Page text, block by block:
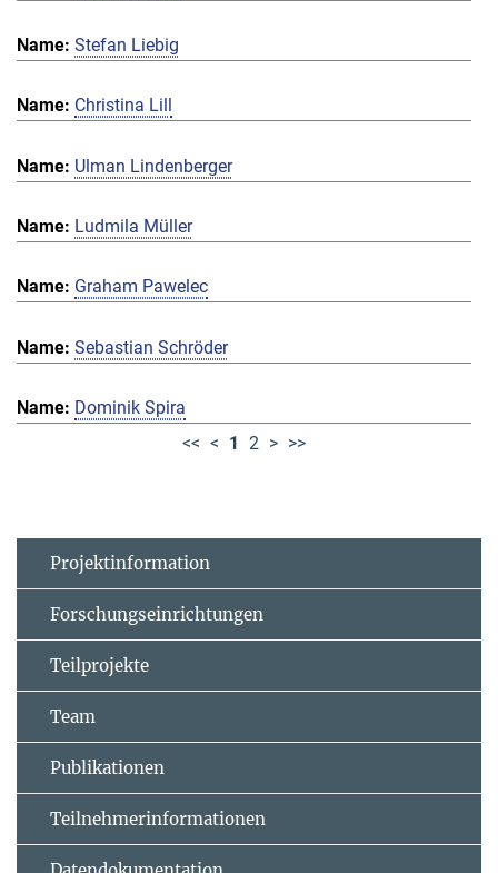
Stefan Liebig
Christina Lill
Ulman Lindenberger
Ludmila Müller
Graham Pawelec
Sebastian Schröder
Dominik Spira
<< < 1 2 > >>
Projektinformation
Forschungseinrichtungen
Teilprojekte
Team
Publikationen
Teilnehmerinformationen